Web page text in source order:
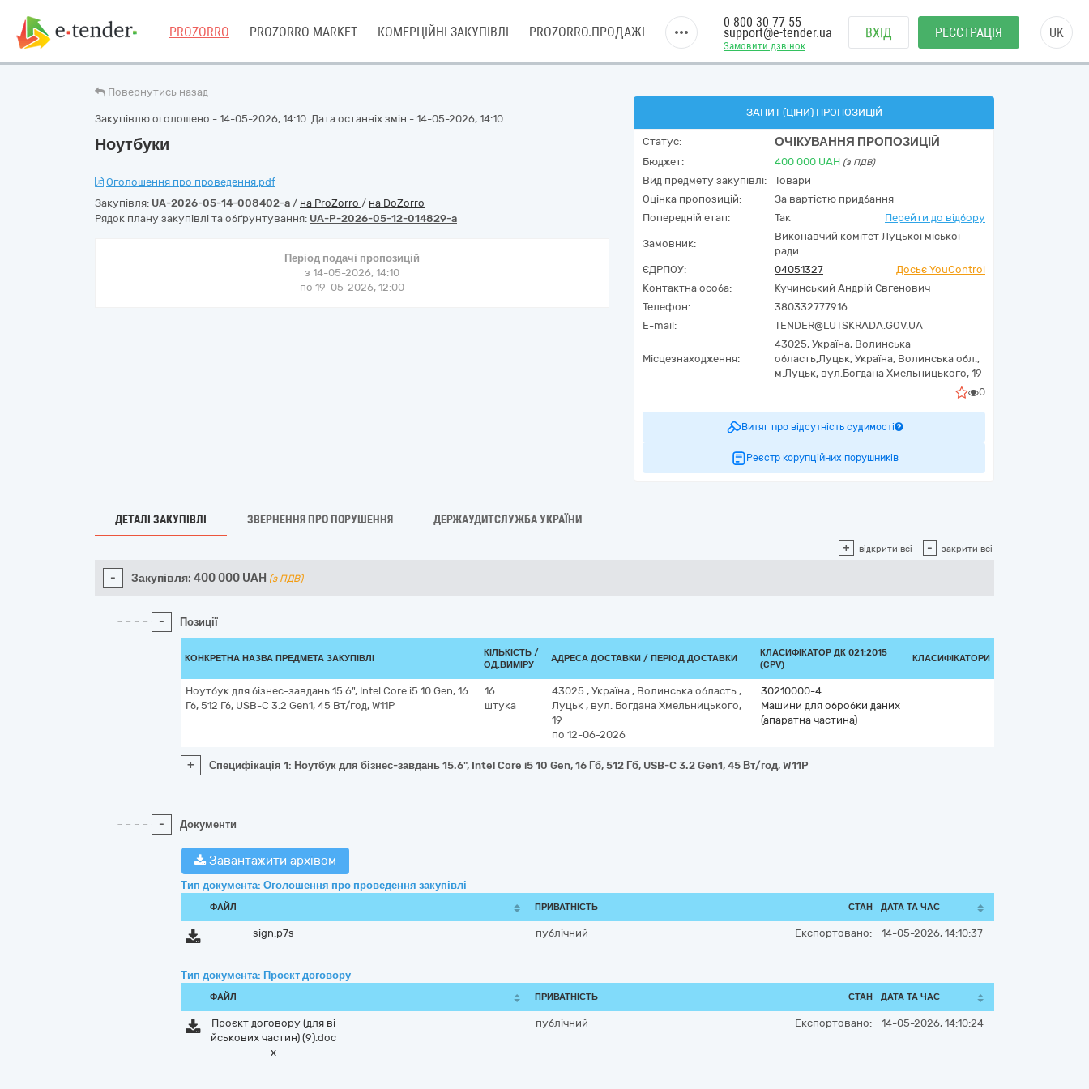
PROZORRO PROZORRO MARKET КОМЕРЦІЙНІ ЗАКУПІВЛІ PROZORRO.ПРОДАЖІ
Замовити дзвінок
0 800 30 77 55
support@e-tender.ua ВХІД РЕЄСТРАЦІЯ UK
Повернутись назад
Закупівлю оголошено - 14-05-2026, 14:10. Дата останніх змін - 14-05-2026, 14:10
Ноутбуки
Оголошення про проведення.pdf
Закупівля: UA-2026-05-14-008402-a / на ProZorro / на DoZorro
Рядок плану закупівлі та обґрунтування: UA-P-2026-05-12-014829-a
Період подачі пропозицій
з 14-05-2026, 14:10
по 19-05-2026, 12:00
ЗАПИТ (ЦІНИ) ПРОПОЗИЦІЙ
Статус: ОЧІКУВАННЯ ПРОПОЗИЦІЙ
Бюджет: 400 000 UAH (з ПДВ)
Вид предмету закупівлі:
Товари
Оцінка пропозицій:
За вартістю придбання
Попередній етап:
Так Перейти до відбору
Замовник:
Виконавчий комітет Луцької міської
ради
ЄДРПОУ:
04051327
Досьє YouControl
Контактна особа:
Кучинський Андрій Євгенович
Телефон:
380332777916
E-mail:
TENDER@LUTSKRADA.GOV.UA
Місцезнаходження:
43025, Україна, Волинська
область,Луцьк, Україна, Волинська обл.,
м.Луцьк, вул.Богдана Хмельницького, 19
0
Витяг про відсутність судимості
Реєстр корупційних порушників
ДЕТАЛІ ЗАКУПІВЛІ ЗВЕРНЕННЯ ПРО ПОРУШЕННЯ ДЕРЖАУДИТСЛУЖБА УКРАЇНИ
+ відкрити всі - закрити всі
- Закупівля: 400 000 UAH (з ПДВ)
- Позиції
КОНКРЕТНА НАЗВА ПРЕДМЕТА ЗАКУПІВЛІ
КІЛЬКІСТЬ /
ОД.ВИМІРУ
АДРЕСА ДОСТАВКИ / ПЕРІОД ДОСТАВКИ
КЛАСИФІКАТОР ДК 021:2015
(CPV)
КЛАСИФІКАТОРИ
Ноутбук для бізнес-завдань 15.6", Intel Core i5 10 Gen, 16
Гб, 512 Гб, USB-C 3.2 Gen1, 45 Вт/год, W11P
16
штука
43025 , Україна , Волинська область ,
Луцьк , вул. Богдана Хмельницького,
19
по 12-06-2026
30210000-4
Машини для обробки даних
(апаратна частина)
+ Специфікація 1: Ноутбук для бізнес-завдань 15.6", Intel Core i5 10 Gen, 16 Гб, 512 Гб, USB-C 3.2 Gen1, 45 Вт/год, W11P
- Документи
Завантажити архівом
Тип документа: Оголошення про проведення закупівлі
ФАЙЛ ПРИВАТНІСТЬ СТАН ДАТА ТА ЧАС
sign.p7s публічний Експортовано: 14-05-2026, 14:10:37
Тип документа: Проект договору
ФАЙЛ ПРИВАТНІСТЬ СТАН ДАТА ТА ЧАС
Проєкт договору (для ві
йськових частин) (9).doc
x
публічний Експортовано: 14-05-2026, 14:10:24